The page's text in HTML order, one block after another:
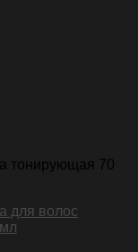
тонирующая 70
для волос